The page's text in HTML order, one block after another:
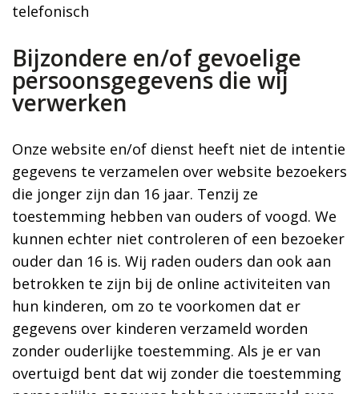
telefonisch
Bijzondere en/of gevoelige
persoonsgegevens die wij
verwerken
Onze website en/of dienst heeft niet de intentie
gegevens te verzamelen over website bezoekers
die jonger zijn dan 16 jaar. Tenzij ze
toestemming hebben van ouders of voogd. We
kunnen echter niet controleren of een bezoeker
ouder dan 16 is. Wij raden ouders dan ook aan
betrokken te zijn bij de online activiteiten van
hun kinderen, om zo te voorkomen dat er
gegevens over kinderen verzameld worden
zonder ouderlijke toestemming. Als je er van
overtuigd bent dat wij zonder die toestemming